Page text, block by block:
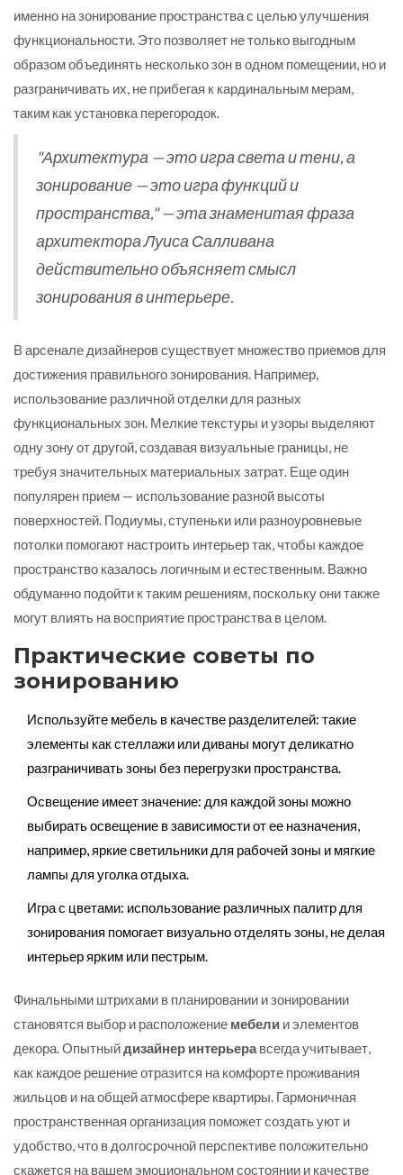
именно на зонирование пространства с целью улучшения
функциональности. Это позволяет не только выгодным
образом объединять несколько зон в одном помещении, но и
разграничивать их, не прибегая к кардинальным мерам,
таким как установка перегородок.
"Архитектура — это игра света и тени, а
зонирование — это игра функций и
пространства," — эта знаменитая фраза
архитектора Луиса Салливана
действительно объясняет смысл
зонирования в интерьере.
В арсенале дизайнеров существует множество приемов для
достижения правильного зонирования. Например,
использование различной отделки для разных
функциональных зон. Мелкие текстуры и узоры выделяют
одну зону от другой, создавая визуальные границы, не
требуя значительных материальных затрат. Еще один
популярен прием — использование разной высоты
поверхностей. Подиумы, ступеньки или разноуровневые
потолки помогают настроить интерьер так, чтобы каждое
пространство казалось логичным и естественным. Важно
обдуманно подойти к таким решениям, поскольку они также
могут влиять на восприятие пространства в целом.
Практические советы по
зонированию
Используйте мебель в качестве разделителей: такие
элементы как стеллажи или диваны могут деликатно
разграничивать зоны без перегрузки пространства.
Освещение имеет значение: для каждой зоны можно
выбирать освещение в зависимости от ее назначения,
например, яркие светильники для рабочей зоны и мягкие
лампы для уголка отдыха.
Игра с цветами: использование различных палитр для
зонирования помогает визуально отделять зоны, не делая
интерьер ярким или пестрым.
Финальными штрихами в планировании и зонировании
становятся выбор и расположение мебели и элементов
декора. Опытныйдизайнер интерьеравсегда учитывает,
как каждое решение отразится на комфорте проживания
жильцов и на общей атмосфере квартиры. Гармоничная
пространственная организация поможет создать уют и
удобство, что в долгосрочной перспективе положительно
скажется на вашем эмоциональном состоянии и качестве